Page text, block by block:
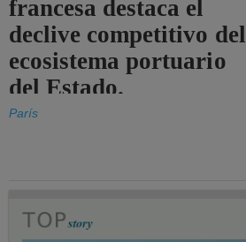
francesa destaca el
declive competitivo del
ecosistema portuario
del Estado.
París